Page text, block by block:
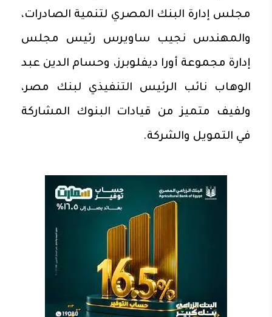
مجلس إدارة البنك المصري لتنمية الصادرات،
والمهندس نجيب ساويرس رئيس مجلس
إدارة مجموعة أورا ديفلوبرز، وحسام الدين عبد
الوهاب نائب الرئيس التنفيذي لبنك مصر،
ولفيف متميز من قيادات البنوك المشاركة
في التمويل والشركة.